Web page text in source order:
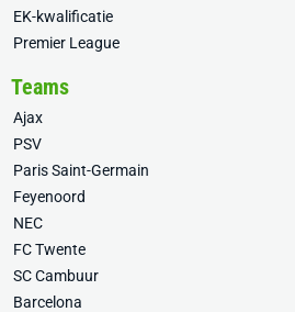
EK-kwalificatie
Premier League
Teams
Ajax
PSV
Paris Saint-Germain
Feyenoord
NEC
FC Twente
SC Cambuur
Barcelona